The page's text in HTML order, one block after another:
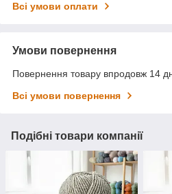
Всі умови оплати
Умови повернення
Повернення товару впродовж 14
Всі умови повернення
Подібні товари компанії